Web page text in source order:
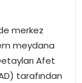
merkez
meydana
Afet
tarafından